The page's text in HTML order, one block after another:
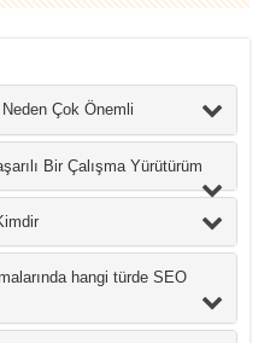
Çok Önemli
Bir Çalışma Yürütürüm
hangi türde SEO